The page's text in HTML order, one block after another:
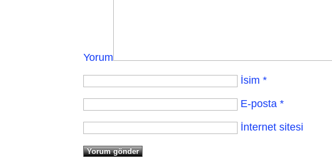
Yorum
İsim *
E-posta *
İnternet sitesi